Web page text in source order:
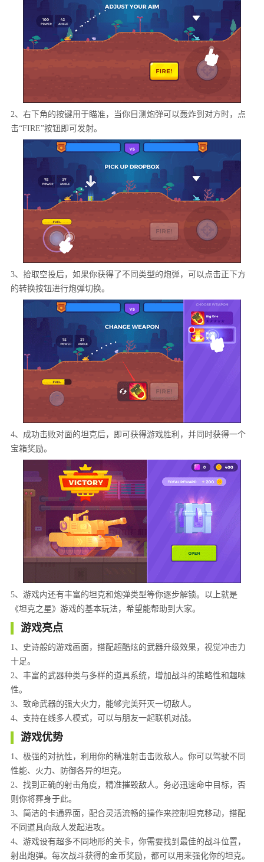
2、右下角的按键用于瞄准，当你目测炮弹可以轰炸到对方时，点
击“FIRE”按钮即可发射。
3、拾取空投后，如果你获得了不同类型的炮弹，可以点击正下方
的转换按钮进行炮弹切换。
4、成功击败对面的坦克后，即可获得游戏胜利，并同时获得一个
宝箱奖励。
5、游戏内还有丰富的坦克和炮弹类型等你逐步解锁。以上就是
《坦克之星》游戏的基本玩法，希望能帮助到大家。
游戏亮点
1、史诗般的游戏画面，搭配超酷炫的武器升级效果，视觉冲击力
十足。
2、丰富的武器种类与多样的道具系统，增加战斗的策略性和趣味
性。
3、致命武器的强大火力，能够完美歼灭一切敌人。
4、支持在线多人模式，可以与朋友一起联机对战。
游戏优势
1、极强的对抗性，利用你的精准射击击败敌人。你可以驾驶不同
性能、火力、防御各异的坦克。
2、找到正确的射击角度，精准摧毁敌人。务必迅速命中目标，否
则你将葬身于此。
3、简洁的卡通界面，配合灵活流畅的操作来控制坦克移动，搭配
不同道具向敌人发起进攻。
4、游戏设有超多不同地形的关卡，你需要找到最佳的战斗位置，
射出炮弹。每次战斗获得的金币奖励，都可以用来强化你的坦克。